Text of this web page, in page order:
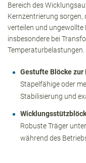
Bereich des
Kernzentrierung sorgen,
verteilen und ungewollte
insbesondere bei
Temperaturbelastungen.
Gestufte Blöcke
Stapelfähige oder
Stabilisierung und
Robuste Träger
während des